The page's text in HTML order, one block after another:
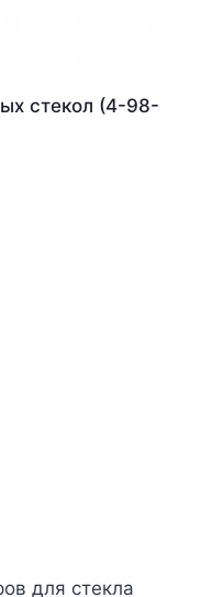
стекол (4-98-
для стекла